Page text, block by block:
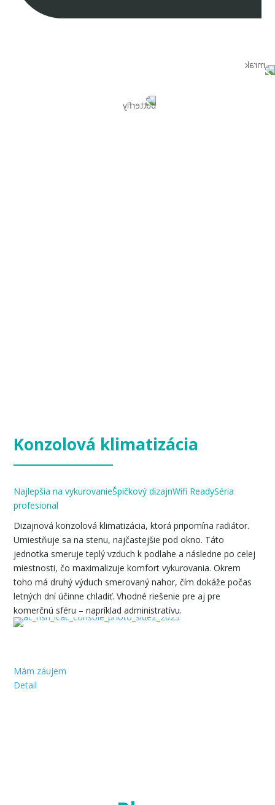
Konzolová klimatizácia
Najlepšia na vykurovanieŠpičkový dizajnWifi ReadySéria
profesional
Dizajnová konzolová klimatizácia, ktorá pripomína radiátor.
Umiestňuje sa na stenu, najčastejšie pod okno. Táto
jednotka smeruje teplý vzduch k podlahe a následne po celej
miestnosti, čo maximalizuje komfort vykurovania. Okrem
toho má druhý výduch smerovaný nahor, čím dokáže počas
letných dní účinne chladiť. Vhodné riešenie pre aj pre
komerčnú sféru – napríklad administratívu.
Mám záujem
Detail